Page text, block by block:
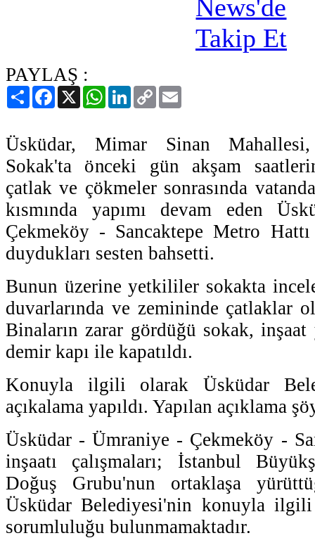
PAYLAŞ :
PaylaşFacebook
X WhatsAppLinkedIn
Copy
Link
Üsküdar, Mimar Sinan
Sokak'ta önceki gün akşam
çatlak ve çökmeler sonrasında
kısmında yapımı devam eden
Çekmeköy - Sancaktepe Metro
duydukları sesten bahsetti.
Bunun üzerine yetkililer sokakta
duvarlarında ve zemininde çatlaklar
Binaların zarar gördüğü sokak,
demir kapı ile kapatıldı.
Konuyla ilgili olarak Üsküdar
açıkalama yapıldı. Yapılan açıklama
Üsküdar - Ümraniye - Çekmeköy -
inşaatı çalışmaları; İstanbul
Doğuş Grubu'nun ortaklaşa
Üsküdar Belediyesi'nin konuyla
sorumluluğu bulunmamaktadır.